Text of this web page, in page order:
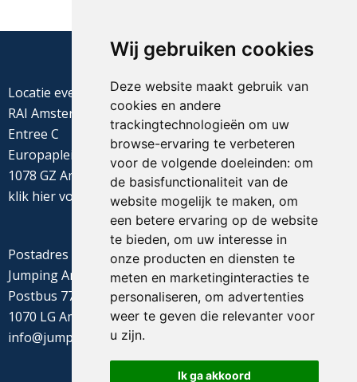
Wij gebruiken cookies
Deze website maakt gebruik van
cookies en andere
trackingtechnologieën om uw
browse-ervaring te verbeteren
voor de volgende doeleinden: om
de basisfunctionaliteit van de
website mogelijk te maken, om
een betere ervaring op de website
te bieden, om uw interesse in
onze producten en diensten te
meten en marketinginteracties te
personaliseren, om advertenties
weer te geven die relevanter voor
u zijn.
Ik ga akkoord
Locatie evenement
RAI Amsterdam
Entree C
Europaplein 22
1078 GZ Amsterdam
klik hiervoor de routebeschrijving
Postadres
Jumping Amsterdam
Postbus 77655
1070 LG Amsterdam
info@jumpingamsterdam.nl